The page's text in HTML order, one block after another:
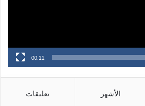
00:11
الأشهر تعليقات